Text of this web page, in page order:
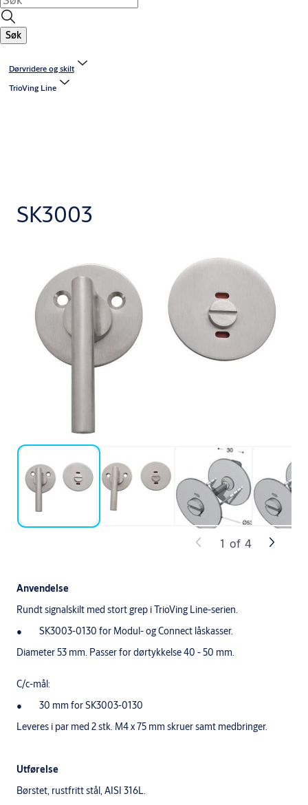
Søk
Dørvridere og skilt
TrioVing Line
SK3003
Anvendelse
Rundt signalskilt med stort grep i TrioVing Line-serien.
SK3003-0130 for Modul- og Connect låskasser.
Diameter 53 mm. Passer for dørtykkelse 40 - 50 mm.
C/c-mål:
30 mm for SK3003-0130
Leveres i par med 2 stk. M4 x 75 mm skruer samt medbringer.
Utførelse
Børstet, rustfritt stål, AISI 316L.
1 of 4